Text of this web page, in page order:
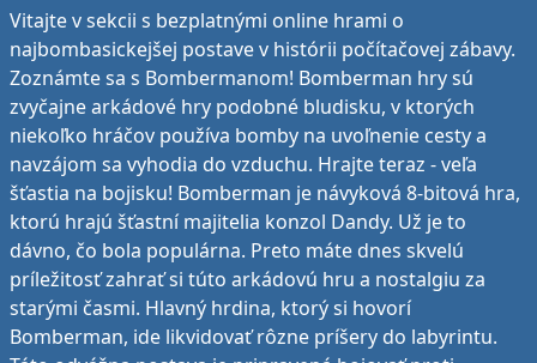
Vitajte v sekcii s bezplatnými online hrami o
najbombasickejšej postave v histórii počítačovej zábavy.
Zoznámte sa s Bombermanom! Bomberman hry sú
zvyčajne arkádové hry podobné bludisku, v ktorých
niekoľko hráčov používa bomby na uvoľnenie cesty a
navzájom sa vyhodia do vzduchu. Hrajte teraz - veľa
šťastia na bojisku! Bomberman je návyková 8-bitová hra,
ktorú hrajú šťastní majitelia konzol Dandy. Už je to
dávno, čo bola populárna. Preto máte dnes skvelú
príležitosť zahrať si túto arkádovú hru a nostalgiu za
starými časmi. Hlavný hrdina, ktorý si hovorí
Bomberman, ide likvidovať rôzne príšery do labyrintu.